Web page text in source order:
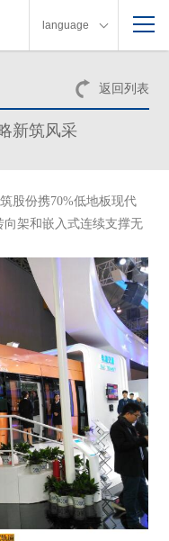
language
返回列表
新筑风采
股份携70%低地板现代
向架和嵌入式连续支撑无